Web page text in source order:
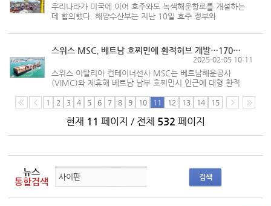
우리나라가 미국에 이어 호주와도 녹색해운항로를 개설하는
데 합의했다. 해양수산부는 지난 10일 호주 정부와
체결했다고 밝혔다. 녹색해운항로란 무탄소 연료와 친환경
기술을 활용해 해상운송 전 과정에서...
스위스 MSC, 베트남 호찌민에 환적허브 개발…1700만TEU 처리능력
2025-02-05 10:11
스위스·이탈리아 컨테이너선사 MSC는 베트남해운공사
(VIMC)와 제휴해 베트남 남부 호찌민시 인근에 대형 환적
터미널 자회사인 TIL이 공동으로 제출한 ‘껀저(Cần Giờ) 국제
1 2 3 4 5 6 7 8 9 10 11 12 13 14 15
현재 11 페이지 / 전체 532 페이지
뉴스
통합검색
검색